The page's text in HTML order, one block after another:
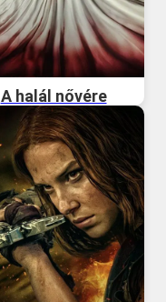
A halál nővére